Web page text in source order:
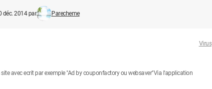
déc. 2014 par Parecheme
Virus
avec ecrit par exemple "Ad by couponfactory ou websaver"Via l'application